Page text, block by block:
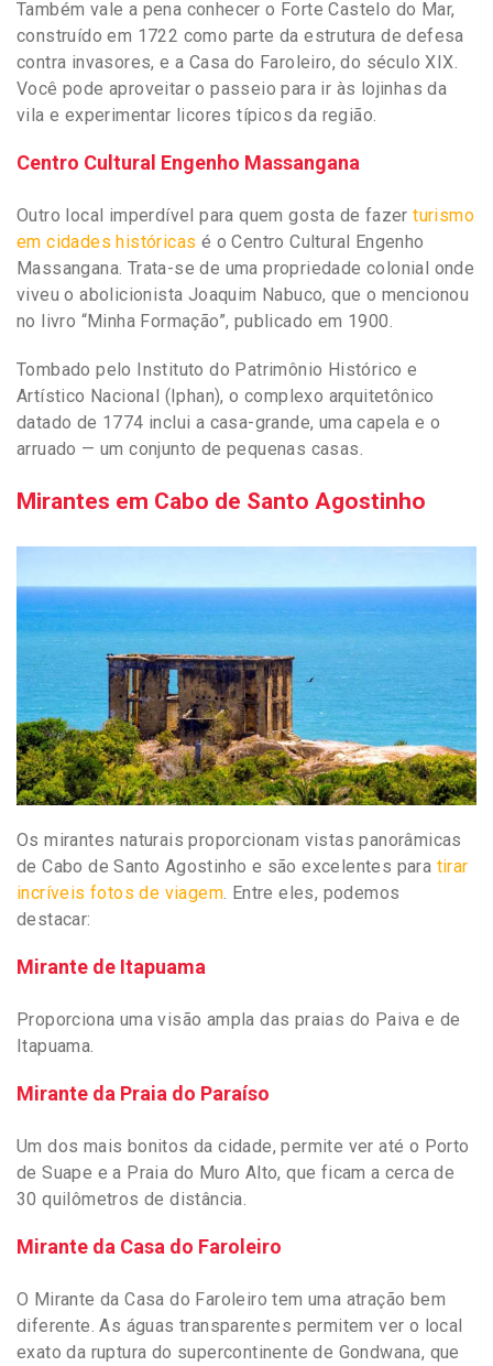
Também vale a pena conhecer o Forte Castelo do Mar,
construído em 1722 como parte da estrutura de defesa
contra invasores, e a Casa do Faroleiro, do século XIX.
Você pode aproveitar o passeio para ir às lojinhas da
vila e experimentar licores típicos da região.
Centro Cultural Engenho Massangana
Outro local imperdível para quem gosta de fazerturismo
em cidades históricas é o Centro Cultural Engenho
Massangana. Trata-se de uma propriedade colonial onde
viveu o abolicionista Joaquim Nabuco, que o mencionou
no livro “Minha Formação”, publicado em 1900.
Tombado pelo Instituto do Patrimônio Histórico e
Artístico Nacional (Iphan), o complexo arquitetônico
datado de 1774 inclui a casa-grande, uma capela e o
arruado — um conjunto de pequenas casas.
Mirantes em Cabo de Santo Agostinho
Os mirantes naturais proporcionam vistas panorâmicas
de Cabo de Santo Agostinho e são excelentes para tirar
incríveis fotos de viagem . Entre eles, podemos
destacar:
Mirante de Itapuama
Proporciona uma visão ampla das praias do Paiva e de
Itapuama.
Mirante da Praia do Paraíso
Um dos mais bonitos da cidade, permite ver até o Porto
de Suape e a Praia do Muro Alto, que ficam a cerca de
30 quilômetros de distância.
Mirante da Casa do Faroleiro
O Mirante da Casa do Faroleiro tem uma atração bem
diferente. As águas transparentes permitem ver o local
exato da ruptura do supercontinente de Gondwana, que